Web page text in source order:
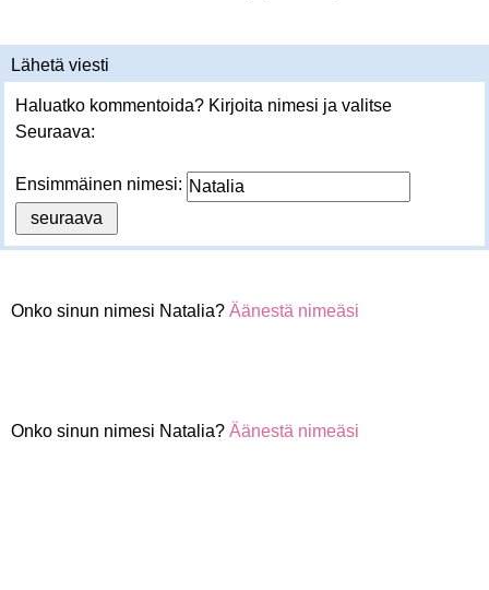
Lähetä viesti
Haluatko kommentoida? Kirjoita nimesi ja valitse
Seuraava:
Ensimmäinen nimesi:
Onko sinun nimesi Natalia? Äänestä nimeäsi
Onko sinun nimesi Natalia? Äänestä nimeäsi